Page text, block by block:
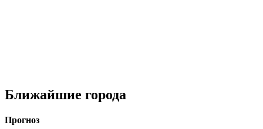
Ближайшие города
Прогноз